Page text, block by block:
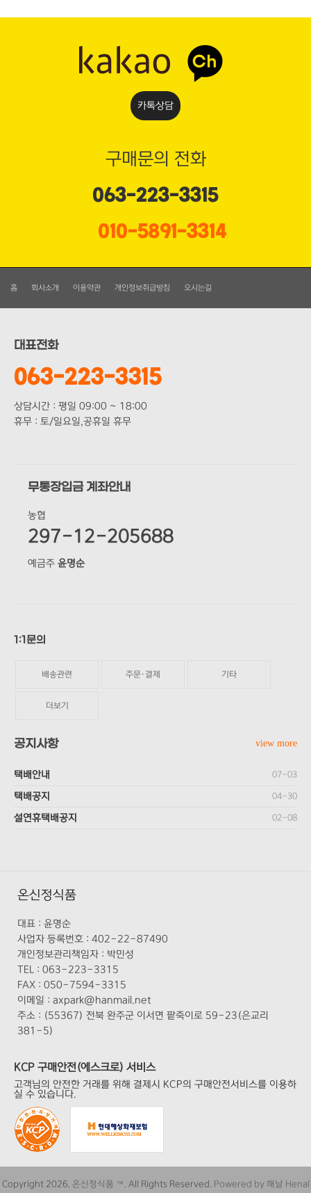
카톡상담
구매문의 전화
063-223-3315
010-5891-3314
홈 회사소개 이용약관 개인정보취급방침 오시는길
대표전화
063-223-3315
상담시간 : 평일 09:00 ~ 18:00
휴무 : 토/일요일,공휴일 휴무
무통장입금 계좌안내
농협
297-12-205688
예금주 윤명순
1:1문의
배송관련 주문·결제 기타
더보기
공지사항 view more
택배안내 07-03
택배공지 04-30
설연휴택배공지 02-08
온신정식품
대표 : 윤명순
사업자 등록번호 : 402-22-87490
개인정보관리책임자 : 박민성
TEL : 063-223-3315
FAX : 050-7594-3315
이메일 : axpark@hanmail.net
주소 : (55367) 전북 완주군 이서면 팥죽이로 59-23(은교리
381-5)
KCP 구매안전(에스크로) 서비스
고객님의 안전한 거래를 위해 결제시 KCP의 구매안전서비스를 이용하
실 수 있습니다.
Copyright 2026. 온신정식품 ™. All Rights Reserved. Powered by 해날 Henal